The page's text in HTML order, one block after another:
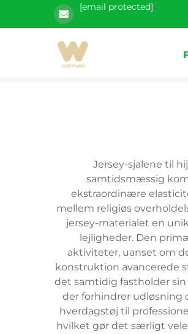
[email protected]
Jersey-sjalene til
samtidsmæssig
ekstraordinære
mellem religiøs
jersey-materialet en
lejligheder. Den
aktiviteter, uanset om
konstruktion avancerede
det samtidig fastholder
der forhindrer udløsning
hverdagstøj til
hvilket gør det særligt